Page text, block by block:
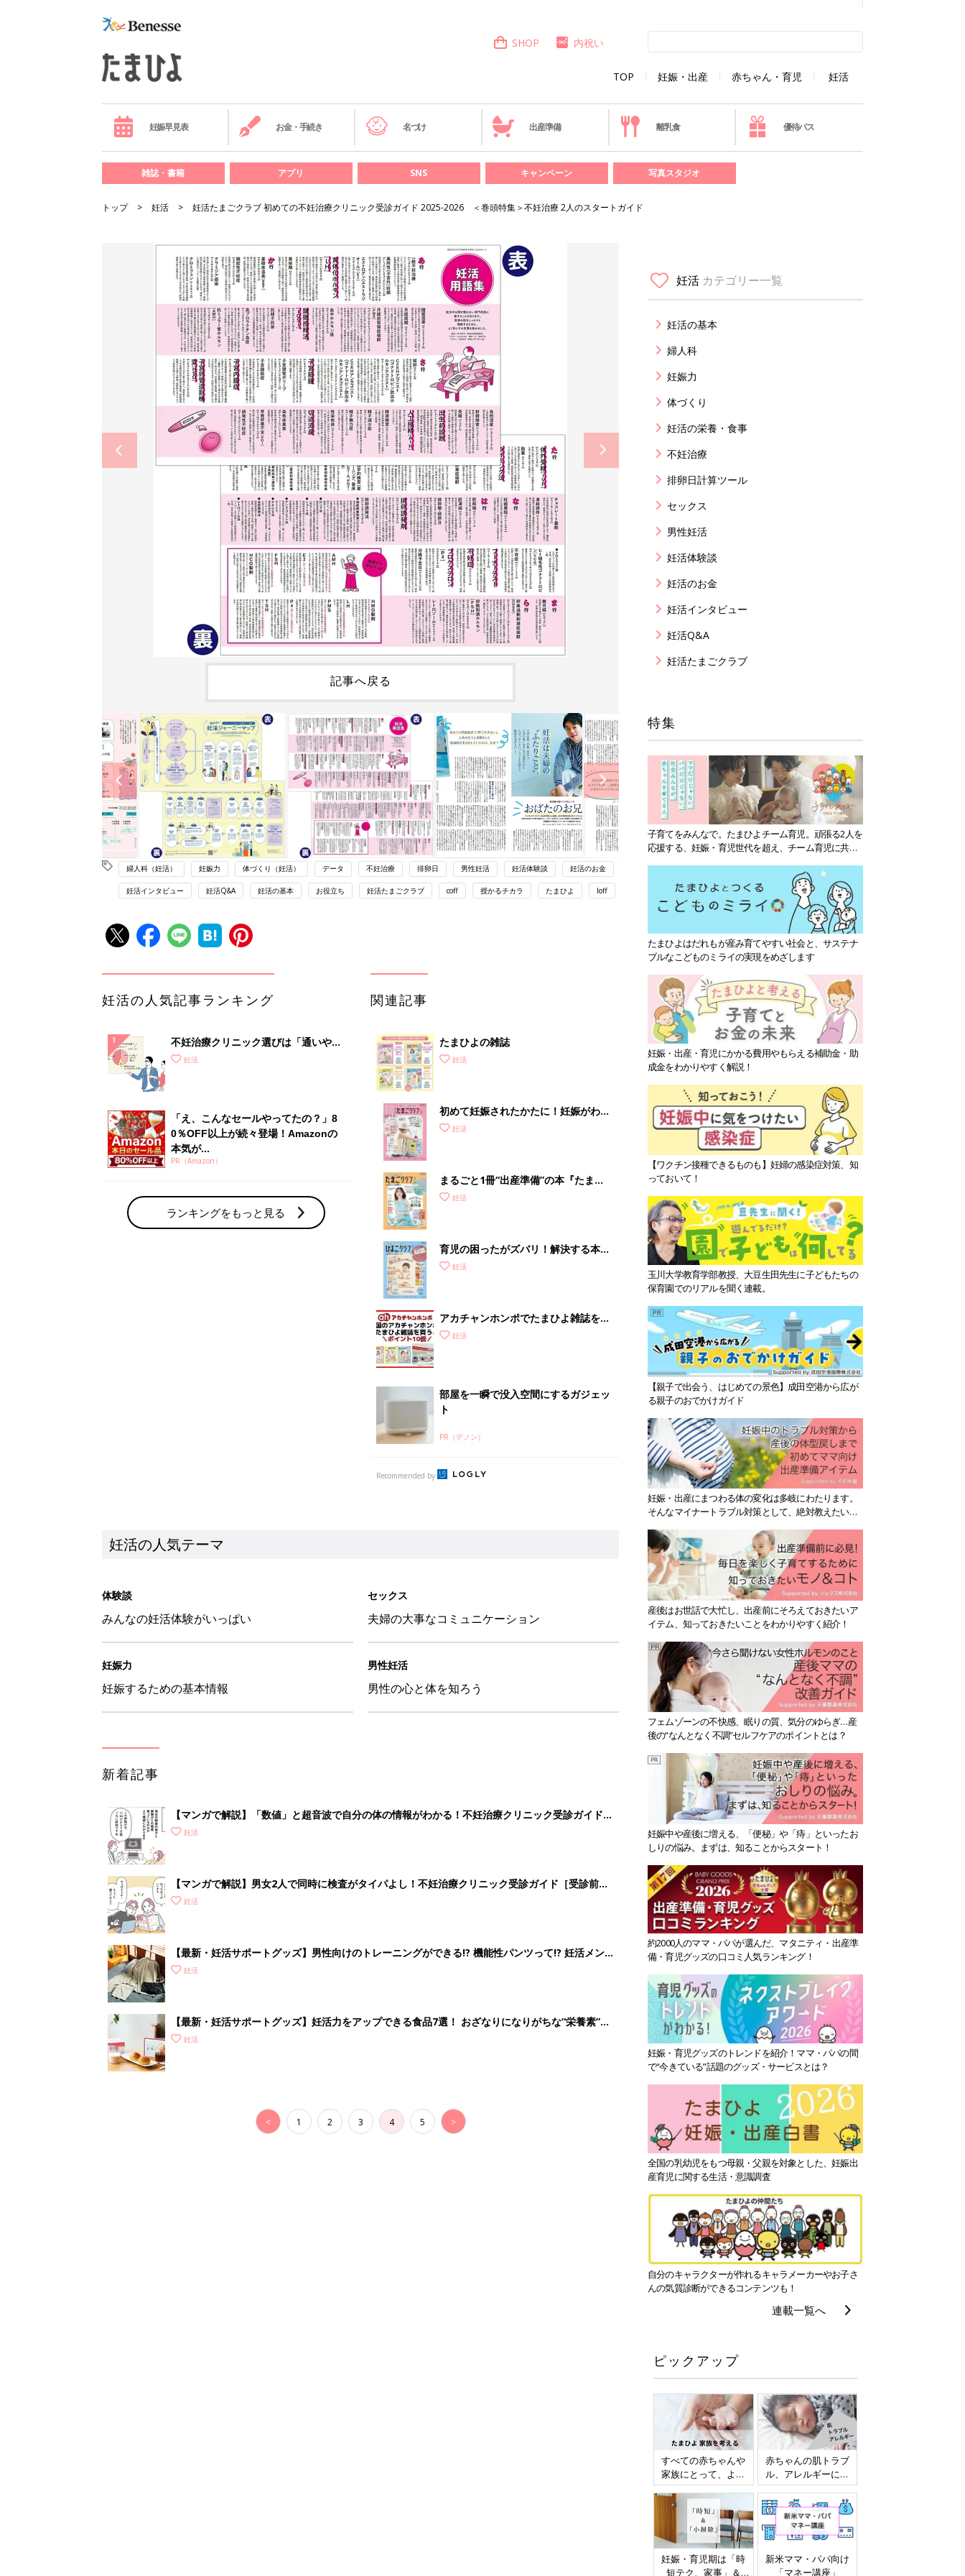
TOP 妊娠・出産 赤ちゃん・育児 妊活
SHOP 内祝い
妊娠早見表 お金・手続き 名づけ 出産準備 離乳食 優待パス
雑誌・書籍 アプリ SNS キャンペーン 写真スタジオ
トップ 妊活 妊活たまごクラブ 初めての不妊治療クリニック受診ガイド 2025-2026 ＜巻頭特集＞不妊治療 2人のスタートガイド
記事へ戻る
婦人科（妊活） 妊娠力 体づくり（妊活） データ 不妊治療 排卵日 男性妊活 妊活体験談 妊活のお金
妊活インタビュー 妊活Q&A 妊活の基本 お役立ち 妊活たまごクラブ coff 授かるチカラ たまひよ loff
妊活の人気記事ランキング
不妊治療クリニック選びは「通いやす
さ」が大切！選び方、重要3カ条っ
妊活
「え、こんなセールやってたの？」8
0％OFF以上が続々登場！Amazonの
本気が...
PR（Amazon）
ランキングをもっと見る
関連記事
たまひよの雑誌
妊活
初めて妊娠されたかたに！妊娠がわか
ったら最初に読む本『初めてのたまご
妊活
まるごと1冊“出産準備”の本『たまご
クラブ 夏号』〈スペシャル大特集〉
妊活
育児の困ったがズバリ！解決する本
『ひよこクラブ 秋号』 4カ月～2才
妊活
アカチャンホンポでたまひよ雑誌を買
うとポイント10倍【期間限定】
妊活
部屋を一瞬で没入空間にするガジェッ
ト
PR（デノン）
Recommended by
妊活の人気テーマ
体験談
みんなの妊活体験がいっぱい
セックス
夫婦の大事なコミュニケーション
妊娠力
妊娠するための基本情報
男性妊活
男性の心と体を知ろう
新着記事
【マンガで解説】「数値」と超音波で自分の体の情報がわかる！不妊治療クリニック受診ガイド
STEP1［女性が受ける検査編］
妊活
【マンガで解説】男女2人で同時に検査がタイパよし！不妊治療クリニック受診ガイド［受診前の
準備＆心得］
妊活
【最新・妊活サポートグッズ】男性向けのトレーニングができる!? 機能性パンツって!? 妊活メン
ズアイテムをご紹介
妊活
【最新・妊活サポートグッズ】妊活力をアップできる食品7選！ おざなりになりがちな“栄養素”を
補おう
妊活
< 1 2 3 4 5 >
妊活 カテゴリー一覧
妊活の基本
婦人科
妊娠力
体づくり
妊活の栄養・食事
不妊治療
排卵日計算ツール
セックス
男性妊活
妊活体験談
妊活のお金
妊活インタビュー
妊活Q&A
妊活たまごクラブ
特集
子育てをみんなで。たまひよチーム育児。頑張る2人を
応援する、妊娠・育児世代を超え、チーム育児に共感
たまひよはだれもが産み育てやすい社会と、サステナ
ブルなこどものミライの実現をめざします
妊娠・出産・育児にかかる費用やもらえる補助金・助
成金をわかりやすく解説！
【ワクチン接種できるものも】妊婦の感染症対策、知
っておいて！
玉川大学教育学部教授、大豆生田先生に子どもたちの
保育園でのリアルを聞く連載。
【親子で出会う、はじめての景色】成田空港から広が
る親子のおでかけガイド
妊娠・出産にまつわる体の変化は多岐にわたります。
そんなマイナートラブル対策として、絶対教えたい！
産後はお世話で大忙し、出産前にそろえておきたいア
イテム、知っておきたいことをわかりやすく紹介！
フェムゾーンの不快感、眠りの質、気分のゆらぎ…産
後の“なんとなく不調”セルフケアのポイントとは？
妊娠中や産後に増える、「便秘」や「痔」といったお
しりの悩み。まずは、知ることからスタート！
約2000人のママ・パパが選んだ、マタニティ・出産準
備・育児グッズの口コミ人気ランキング！
妊娠・育児グッズのトレンドを紹介！ママ・パパの間
で“今きている”話題のグッズ・サービスとは？
全国の乳幼児をもつ母親・父親を対象とした、妊娠出
産育児に関する生活・意識調査
自分のキャラクターが作れるキャラメーカーやお子さ
んの気質診断ができるコンテンツも！
連載一覧へ
ピックアップ
すべての赤ちゃんや
家族にとって、より
よい社会・環境とな
ることをめざしてさ
まざまな課題を取材
し、発信していきま
す
赤ちゃんの肌トラブ
ル、アレルギーにつ
いて
妊娠・育児期は「時
短テク、家事」＆
新米ママ・パパ向け
「マネー講座」